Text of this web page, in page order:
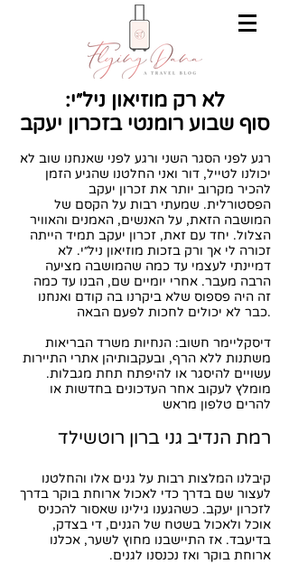
לא רק מוזיאון ניל״י:
סוף שבוע רומנטי בזכרון יעקב
רגע לפני הסגר השני ורגע לפני שאנחנו שוב לא
יכולנו לטייל, דור ואני החלטנו שהגיע הזמן
להכיר מקרוב יותר את זכרון יעקב
הפסטורלית. שמעתי רבות על הקסם של
המושבה הזאת, על האנשים, האמנים והאוויר
הצלול. יחד עם זאת, זכרון יעקב תמיד הייתה
זכורה לי אך ורק בזכות מוזיאון ניל״י. לא
דמיינתי לעצמי עד כמה שהמושבה מציעה
הרבה מעבר. אחרי יומיים שם, הבנו עד כמה
זה היה פספוס שלא ביקרנו בה קודם ואנחנו
כבר לא יכולים לחכות לפעם הבאה.
דיסקליימר חשוב: הנחיות משרד הבריאות
משתנות ללא הרף, ובעקבותיהן אתרי התיירות
עשויים להיסגר או להיפתח תחת מגבלות.
מומלץ לעקוב אחר העדכונים בחדשות או
להרים טלפון מראש
רמת הנדיב גני ברון רוטשילד
קיבלנו המלצות רבות על גנים אלו והחלטנו
לעצור שם בדרך כדי לאכול ארוחת בוקר בדרך
לזכרון יעקב. כשהגענו גילינו שאסור להכניס
אוכל ולאכול בשטח של הגנים, די בצדק,
בדיעבד. אז התיישבנו מחוץ לשער, אכלנו
ארוחת בוקר ואז נכנסנו לגנים.